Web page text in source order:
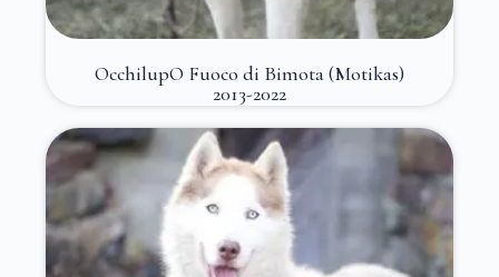
OcchilupO Fuoco di Bimota (Motikas)
2013-2022